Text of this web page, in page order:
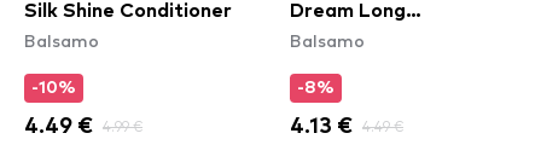
Silk Shine Conditioner
Balsamo
-10%
4.49 € 4.99 €
Dream Long
Conditioner
Balsamo
-8%
4.13 € 4.49 €